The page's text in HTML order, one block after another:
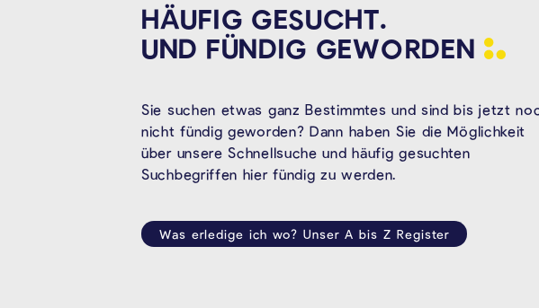
HÄUFIG GESUCHT.
UND FÜNDIG GEWORDEN
Sie suchen etwas ganz Bestimmtes und sind bis jetzt
nicht fündig geworden? Dann haben Sie die Möglichkeit
über unsere Schnellsuche und häufig gesuchten
Suchbegriffen hier fündig zu werden.
Was erledige ich wo? Unser A bis Z Register